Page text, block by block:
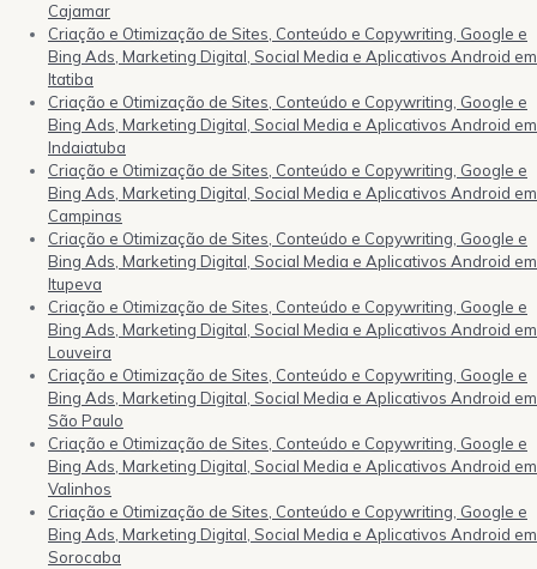
Cajamar
Criação e Otimização de Sites, Conteúdo e Copywriting, Google e
Bing Ads, Marketing Digital, Social Media e Aplicativos Android em
Itatiba
Criação e Otimização de Sites, Conteúdo e Copywriting, Google e
Bing Ads, Marketing Digital, Social Media e Aplicativos Android em
Indaiatuba
Criação e Otimização de Sites, Conteúdo e Copywriting, Google e
Bing Ads, Marketing Digital, Social Media e Aplicativos Android em
Campinas
Criação e Otimização de Sites, Conteúdo e Copywriting, Google e
Bing Ads, Marketing Digital, Social Media e Aplicativos Android em
Itupeva
Criação e Otimização de Sites, Conteúdo e Copywriting, Google e
Bing Ads, Marketing Digital, Social Media e Aplicativos Android em
Louveira
Criação e Otimização de Sites, Conteúdo e Copywriting, Google e
Bing Ads, Marketing Digital, Social Media e Aplicativos Android em
São Paulo
Criação e Otimização de Sites, Conteúdo e Copywriting, Google e
Bing Ads, Marketing Digital, Social Media e Aplicativos Android em
Valinhos
Criação e Otimização de Sites, Conteúdo e Copywriting, Google e
Bing Ads, Marketing Digital, Social Media e Aplicativos Android em
Sorocaba